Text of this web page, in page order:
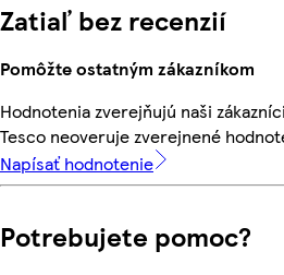
Zatiaľ bez recenzií
Pomôžte ostatným zákazníkom
Hodnotenia zverejňujú naši
Tesco neoveruje zverejnené
Napísať hodnotenie
Potrebujete pomoc?